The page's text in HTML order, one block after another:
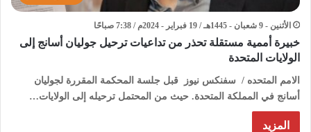
الأثنين - 9 شعبان - 1445هـ / 19 فبراير - 2024م / 7:38 صباحًا
خبيرة أممية مستقلة تحذر من تداعيات ترحيل جوليان أسانج إلى
الولايات المتحدة
الامم المتحده / سفنكس نيوز قبل جلسة المحكمة المقررة لجوليان
أسانج في المملكة المتحدة. حيث من المحتمل ترحيله إلى الولايات…
المزيد